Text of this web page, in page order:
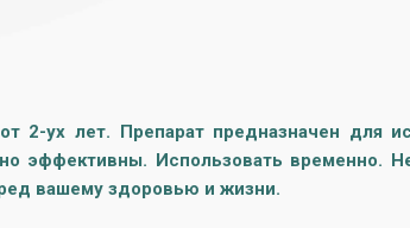
2-ух лет. Препарат предназначен для
эффективны. Использовать
вашему здоровью и жизни.